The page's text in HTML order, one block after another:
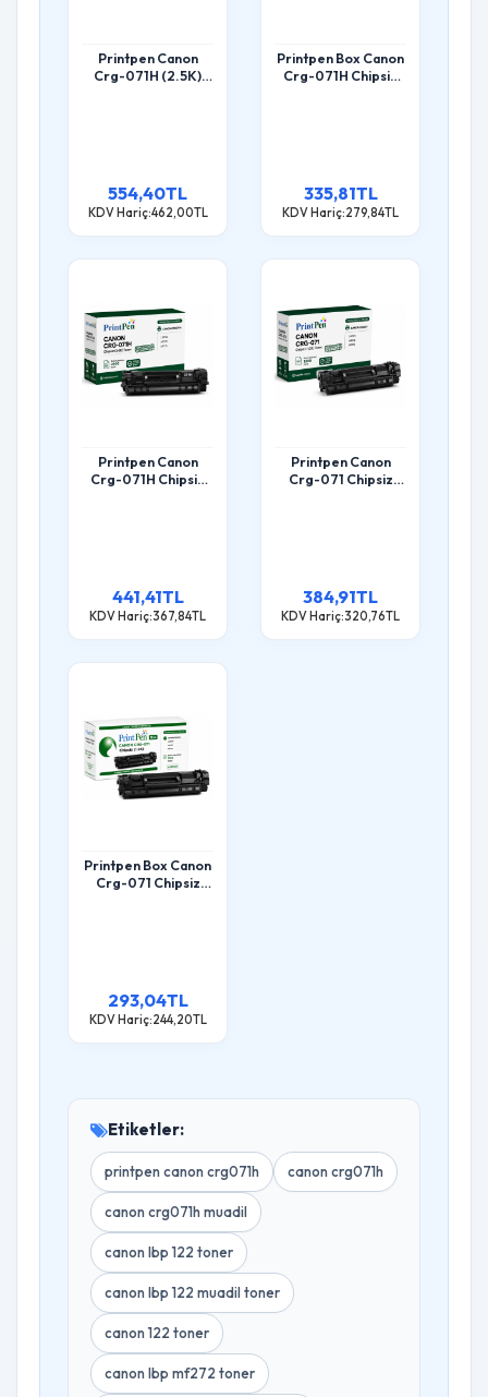
Printpen Canon
Crg-071H (2.5K)
554,40TL
KDV Hariç:462,00TL
Printpen Box Canon
Crg-071H Chipsiz
335,81TL
KDV Hariç:279,84TL
Printpen Canon
Crg-071H Chipsiz
441,41TL
KDV Hariç:367,84TL
Printpen Canon
Crg-071 Chipsiz
384,91TL
KDV Hariç:320,76TL
Printpen Box Canon
Crg-071 Chipsiz
293,04TL
KDV Hariç:244,20TL
Etiketler:
printpen canon crg071h canon crg071h
canon crg071h muadil
canon lbp 122 toner
canon lbp 122 muadil toner
canon 122 toner
canon lbp mf272 toner